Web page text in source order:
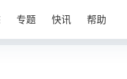
专题 快讯 帮助